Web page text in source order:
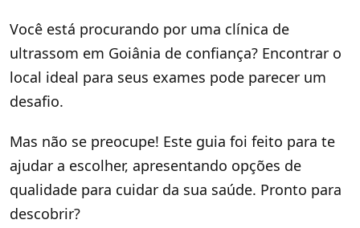
Você está procurando por uma clínica de
ultrassom em Goiânia de confiança? Encontrar o
local ideal para seus exames pode parecer um
desafio.
Mas não se preocupe! Este guia foi feito para te
ajudar a escolher, apresentando opções de
qualidade para cuidar da sua saúde. Pronto para
descobrir?